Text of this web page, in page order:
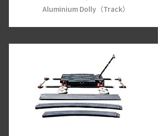
Aluminium Dolly（Track）